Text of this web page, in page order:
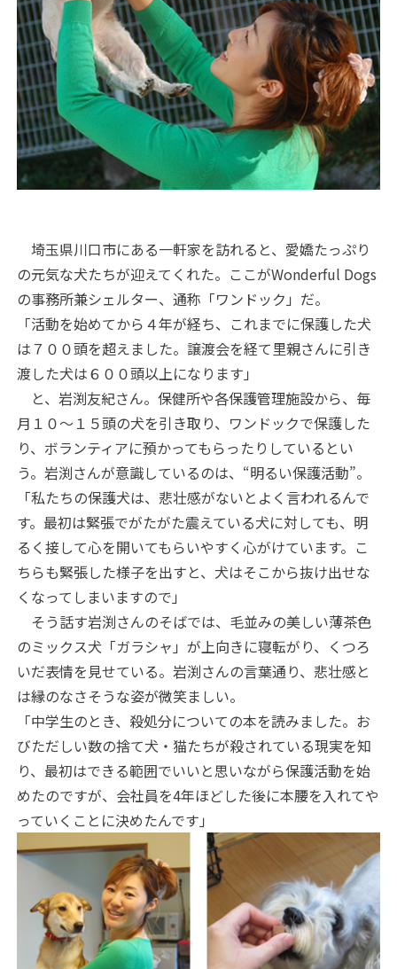
埼玉県川口市にある一軒家を訪れると、愛嬌たっぷり
の元気な犬たちが迎えてくれた。ここがWonderful Dogs
の事務所兼シェルター、通称「ワンドック」だ。
「活動を始めてから４年が経ち、これまでに保護した犬
は７００頭を超えました。譲渡会を経て里親さんに引き
渡した犬は６００頭以上になります」
と、岩渕友紀さん。保健所や各保護管理施設から、毎
月１０～１５頭の犬を引き取り、ワンドックで保護した
り、ボランティアに預かってもらったりしているとい
う。岩渕さんが意識しているのは、“明るい保護活動”。
「私たちの保護犬は、悲壮感がないとよく言われるんで
す。最初は緊張でがたがた震えている犬に対しても、明
るく接して心を開いてもらいやすく心がけています。こ
ちらも緊張した様子を出すと、犬はそこから抜け出せな
くなってしまいますので」
そう話す岩渕さんのそばでは、毛並みの美しい薄茶色
のミックス犬「ガラシャ」が上向きに寝転がり、くつろ
いだ表情を見せている。岩渕さんの言葉通り、悲壮感と
は縁のなさそうな姿が微笑ましい。
「中学生のとき、殺処分についての本を読みました。お
びただしい数の捨て犬・猫たちが殺されている現実を知
り、最初はできる範囲でいいと思いながら保護活動を始
めたのですが、会社員を4年ほどした後に本腰を入れてや
っていくことに決めたんです」